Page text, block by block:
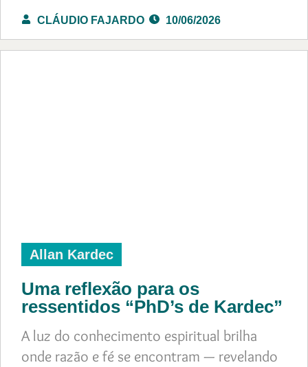
CLÁUDIO FAJARDO 10/06/2026
Allan Kardec
Uma reflexão para os
ressentidos “PhD’s de Kardec”
A luz do conhecimento espiritual brilha
onde razão e fé se encontram — revelando